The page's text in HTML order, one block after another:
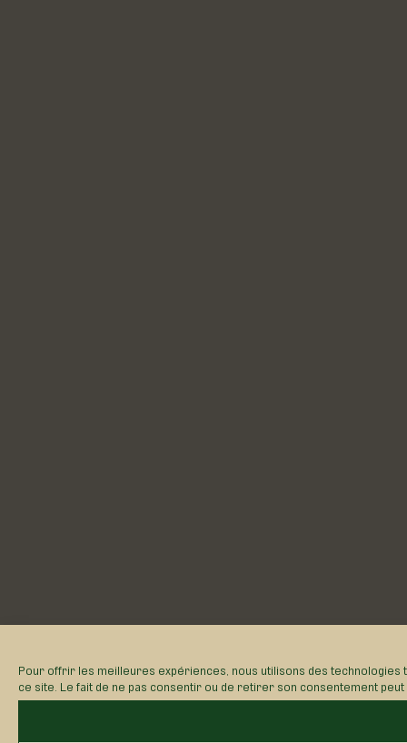
Pour offrir les meilleures expériences, nous utilisons des
ce site. Le fait de ne pas consentir ou de retirer son consentement